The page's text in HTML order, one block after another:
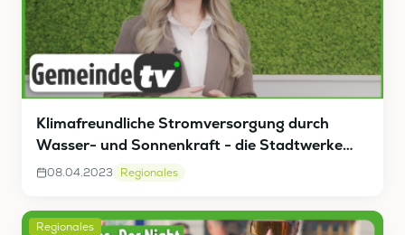
Klimafreundliche Stromversorgung durch
Wasser- und Sonnenkraft - die Stadtwerke
Amstetten
08.04.2023 Regionales
Regionales